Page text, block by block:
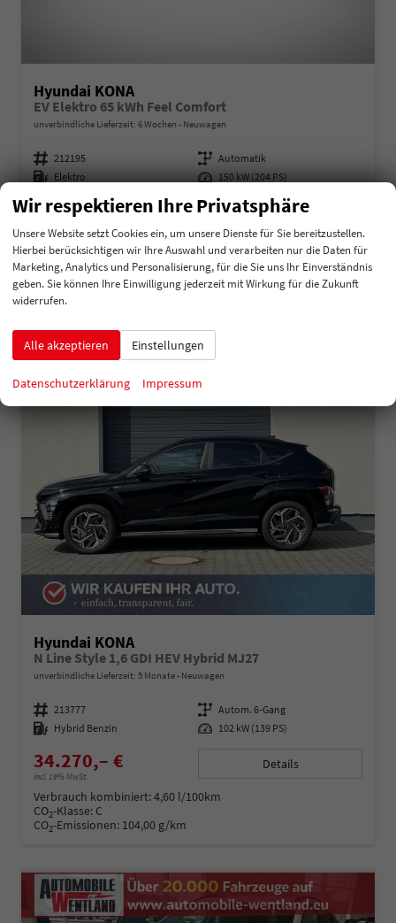
Hyundai KONA
EV Elektro 65 kWh Feel Comfort
unverbindliche Lieferzeit: 6 Wochen Neuwagen
Fahrzeugnummer 212195 Getriebe Automatik
Kraftstoff Elektro Leistung 150 kW (204 PS)
34.155,– € Details
Verbrauch kombiniert:0,00 l/100km
Stromverbrauch kombiniert:
16,50 kWh/100km
Elektrische Reichweite:451 km
CO2-Klasse:A
CO2-Emissionen:
Hyundai KONA
N Line Style 1,6 GDI HEV Hybrid MJ27
unverbindliche Lieferzeit: 5 Monate Neuwagen
Fahrzeugnummer 213777 Getriebe Autom. 6-Gang
Kraftstoff Hybrid Benzin Leistung 102 kW (139 PS)
34.270,– €
incl. 19% MwSt.
Details
Verbrauch kombiniert:4,60 l/100km
CO2-Klasse: C
CO2-Emissionen: 104,00 g/km
Wir respektieren Ihre Privatsphäre
Unsere Website setzt Cookies ein, um unsere Dienste für Sie bereitzustellen.
Hierbei berücksichtigen wir Ihre Auswahl und verarbeiten nur die Daten für
Marketing, Analytics und Personalisierung, für die Sie uns Ihr Einverständnis
geben. Sie können Ihre Einwilligung jederzeit mit Wirkung für die Zukunft
widerrufen.
Alle akzeptieren Einstellungen
Datenschutzerklärung Impressum